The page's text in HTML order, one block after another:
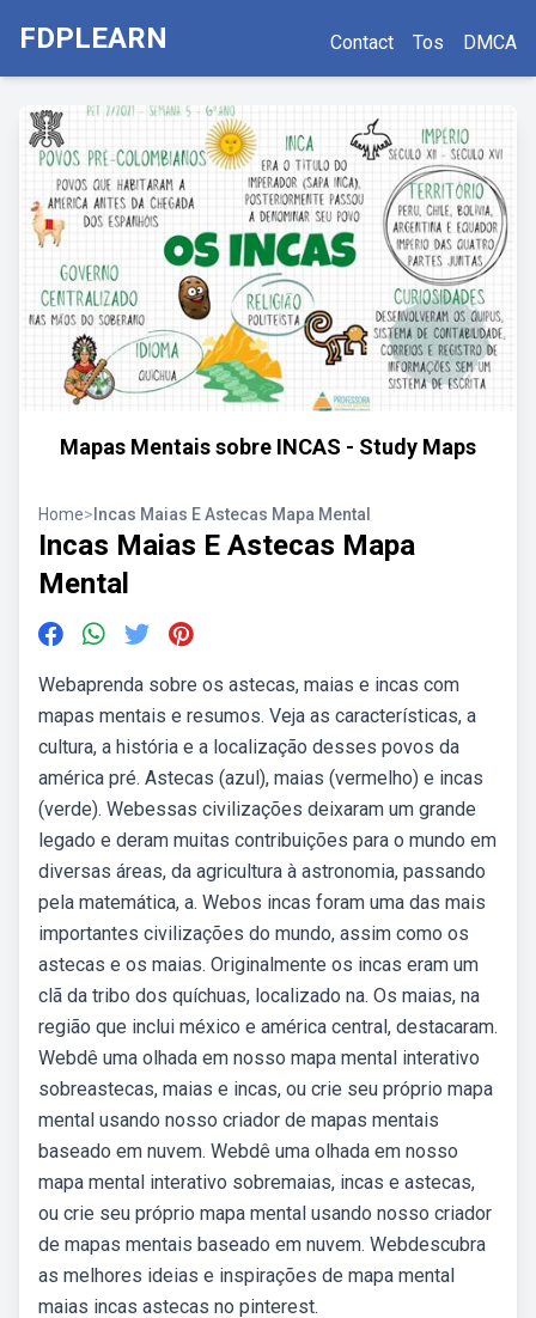
FDPLEARN Contact Tos DMCA
Mapas Mentais sobre INCAS - Study Maps
Home> Incas Maias E Astecas Mapa Mental
Incas Maias E Astecas Mapa
Mental
Webaprenda sobre os astecas, maias e incas com
mapas mentais e resumos. Veja as características, a
cultura, a história e a localização desses povos da
américa pré. Astecas (azul), maias (vermelho) e incas
(verde). Webessas civilizações deixaram um grande
legado e deram muitas contribuições para o mundo em
diversas áreas, da agricultura à astronomia, passando
pela matemática, a. Webos incas foram uma das mais
importantes civilizações do mundo, assim como os
astecas e os maias. Originalmente os incas eram um
clã da tribo dos quíchuas, localizado na. Os maias, na
região que inclui méxico e américa central, destacaram.
Webdê uma olhada em nosso mapa mental interativo
sobreastecas, maias e incas, ou crie seu próprio mapa
mental usando nosso criador de mapas mentais
baseado em nuvem. Webdê uma olhada em nosso
mapa mental interativo sobremaias, incas e astecas,
ou crie seu próprio mapa mental usando nosso criador
de mapas mentais baseado em nuvem. Webdescubra
as melhores ideias e inspirações de mapa mental
maias incas astecas no pinterest.